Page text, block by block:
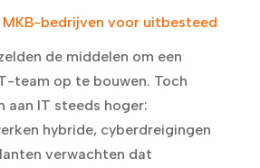
MKB-bedrijven voor uitbesteed
de middelen om een
team op te bouwen. Toch
aan IT steeds hoger:
hybride, cyberdreigingen
verwachten dat